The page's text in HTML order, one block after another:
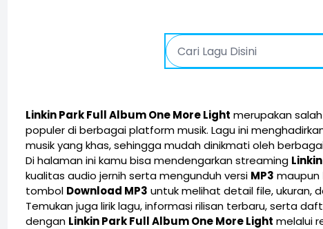
Linkin Park Full Album One More Light merupakan
populer di berbagai platform musik. Lagu ini
musik yang khas, sehingga mudah dinikmati oleh
Di halaman ini kamu bisa mendengarkan streaming
kualitas audio jernih serta mengunduh versi MP3 maupun
tombol Download MP3 untuk melihat detail file, ukuran,
Temukan juga lirik lagu, informasi rilisan terbaru, serta
dengan Linkin Park Full Album One More Light melalui